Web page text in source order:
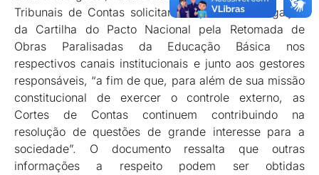
Tribunais de Contas solicitando apoio na divulgação
da Cartilha do Pacto Nacional pela Retomada de
Obras Paralisadas da Educação Básica nos
respectivos canais institucionais e junto aos gestores
responsáveis, “a fim de que, para além de sua missão
constitucional de exercer o controle externo, as
Cortes de Contas continuem contribuindo na
resolução de questões de grande interesse para a
sociedade”. O documento ressalta que outras
informações a respeito podem ser obtidas